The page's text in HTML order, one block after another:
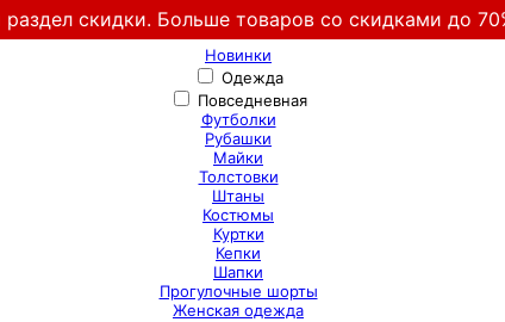
раздел скидки. Больше товаров со скидками до
Новинки
Одежда
Повседневная
Футболки
Рубашки
Майки
Толстовки
Штаны
Костюмы
Куртки
Кепки
Шапки
Прогулочные шорты
Женская одежда